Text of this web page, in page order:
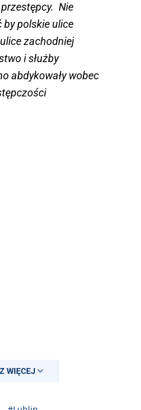
Nie
polskie ulice
zachodniej
i służby
abdykowały wobec
WIĘCEJ